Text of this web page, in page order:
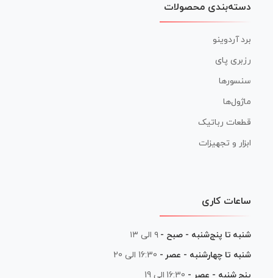
دسته‌بندی محصولات
برد آردوینو
رزبری پای
سنسورها
ماژول‌ها
قطعات رباتیک
ابزار و تجهیزات
ساعات کاری
شنبه تا پنج‌شنبه - صبح - ۹ الی ۱۳
شنبه تا چهارشنبه - عصر - 16:30 الی 20
پنج شنبه - عصر - 16:30 الی 19